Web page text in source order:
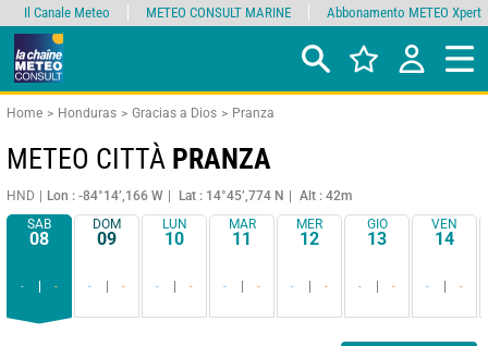
Home Honduras Gracias a Dios Pranza
METEO CITTÀ PRANZA
HND Lon : -84°14’,166 W Lat : 14°45’,774 N
Alt : 42m
SAB
08
- -
DOM
09
- -
LUN
10
- -
MAR
11
- -
MER
12
- -
GIO
13
- -
VEN
14
- -
Il Canale Meteo METEO CONSULT MARINE Abbonamento METEO Xpert